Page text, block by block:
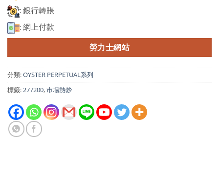
: 銀行轉賬
: 網上付款
勞力士網站
分類:OYSTER PERPETUAL系列
標籤:277200,市場熱炒